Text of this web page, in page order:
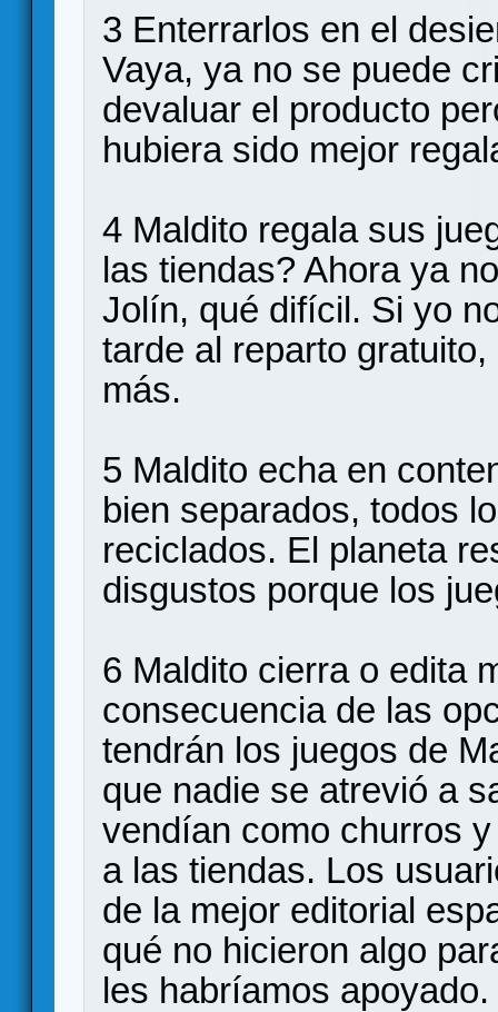
3 Enterrarlos en el
Vaya, ya no se puede
devaluar el producto
hubiera sido mejor
4 Maldito regala sus
las tiendas? Ahora ya
Jolín, qué difícil. Si yo
tarde al reparto
más.
5 Maldito echa en
bien separados, todos
reciclados. El planeta
disgustos porque los
6 Maldito cierra o edita
consecuencia de las
tendrán los juegos de
que nadie se atrevió a
vendían como churros
a las tiendas. Los
de la mejor editorial
qué no hicieron algo
les habríamos apoyado.